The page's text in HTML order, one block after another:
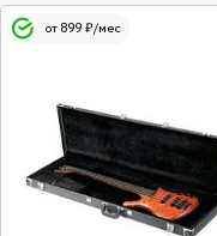
от 899 ₽/мес